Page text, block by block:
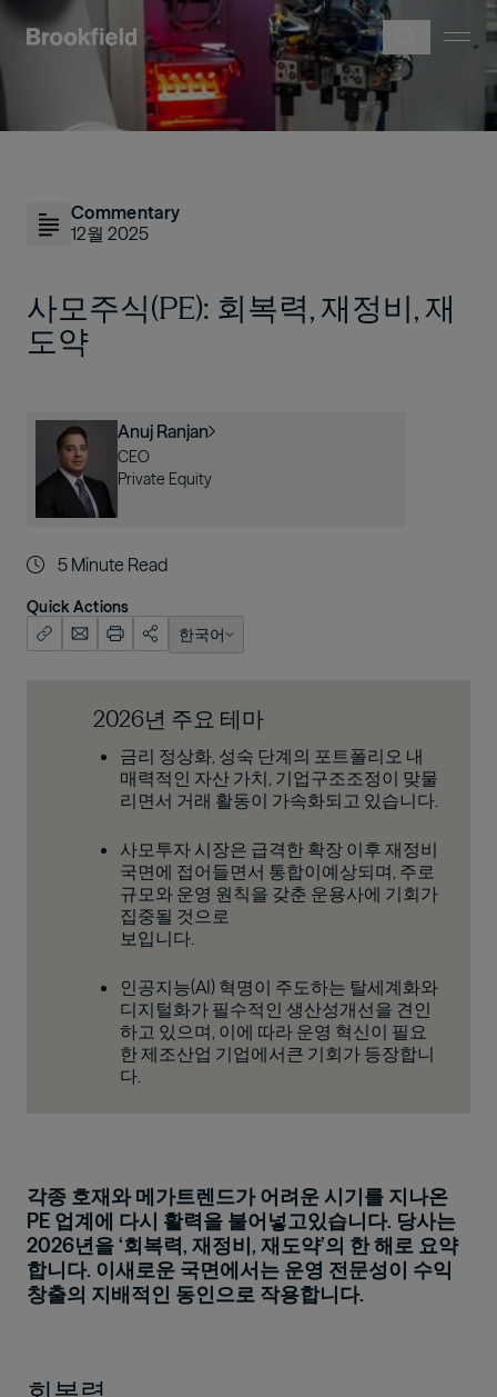
주요 콘텐츠로 건너뛰기
이미지
Commentary
12월 2025
사모주식(PE): 회복력, 재정비, 재
도약
이미지 Anuj Ranjan
CEO
Private Equity
5 Minute Read
Quick Actions
한국어
English (US)
2026년 주요 테마
금리 정상화, 성숙 단계의 포트폴리오 내
매력적인 자산 가치, 기업구조조정이 맞물
리면서 거래 활동이 가속화되고 있습니다.
사모투자 시장은 급격한 확장 이후 재정비
국면에 접어들면서 통합이예상되며, 주로
규모와 운영 원칙을 갖춘 운용사에 기회가
집중될 것으로
보입니다.
인공지능(AI) 혁명이 주도하는 탈세계화와
디지털화가 필수적인 생산성개선을 견인
하고 있으며, 이에 따라 운영 혁신이 필요
한 제조산업 기업에서큰 기회가 등장합니
다.
각종 호재와 메가트렌드가 어려운 시기를 지나온
PE 업계에 다시 활력을 불어넣고있습니다. 당사는
2026년을 ‘회복력, 재정비, 재도약’의 한 해로 요약
합니다. 이새로운 국면에서는 운영 전문성이 수익
창출의 지배적인 동인으로 작용합니다.